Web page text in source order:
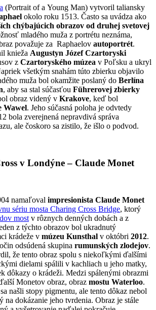
(Portrait of a Young Man) vytvoril taliansky
okolo roku 1513. Často sa uvádza ako
chýbajúcich obrazov od druhej svetovej
mladého muža z portrétu neznáma,
považuje za Raphaelov autoportrét.
knieža Augustyn Józef Czartoryski
z Czartoryského múzea v Poľsku a ukryl
všetkým snahám túto zbierku objavilo
muža bol okamžite poslaný do Berlína
, aby sa stal súčasťou Führerovej zbierky
obraz videný v Krakove, keď bol
Wawel. Jeho súčasná poloha je odvtedy
bola zverejnená nepravdivá správa
ale čoskoro sa zistilo, že išlo o podvod.
v Londýne – Claude Monet
namaľoval impresionista Claude Monet
sériu mosta Charing Cross Bridge, ktorý
most v rôznych denných dobách a z
z týchto obrazov bol ukradnutý
krádeže v múzeu Kunsthal v októbri 2012.
odsúdená skupina rumunských zlodejov.
že tento obraz spolu s niekoľkými ďalšími
dielami spálili v kachliach u jeho matky,
dôkazy o krádeži. Medzi spálenými obrazmi
Monetov obraz, obraz mostu Waterloo.
našli stopy pigmentu, ale tento dôkaz nebol
na dokázanie jeho tvrdenia. Obraz je stále